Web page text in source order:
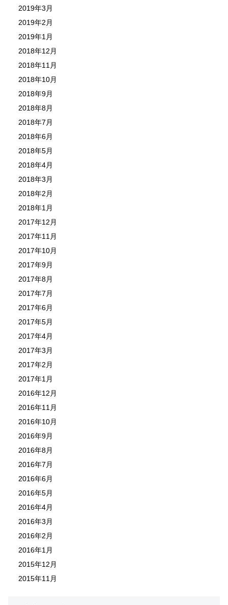
2019年3月
2019年2月
2019年1月
2018年12月
2018年11月
2018年10月
2018年9月
2018年8月
2018年7月
2018年6月
2018年5月
2018年4月
2018年3月
2018年2月
2018年1月
2017年12月
2017年11月
2017年10月
2017年9月
2017年8月
2017年7月
2017年6月
2017年5月
2017年4月
2017年3月
2017年2月
2017年1月
2016年12月
2016年11月
2016年10月
2016年9月
2016年8月
2016年7月
2016年6月
2016年5月
2016年4月
2016年3月
2016年2月
2016年1月
2015年12月
2015年11月